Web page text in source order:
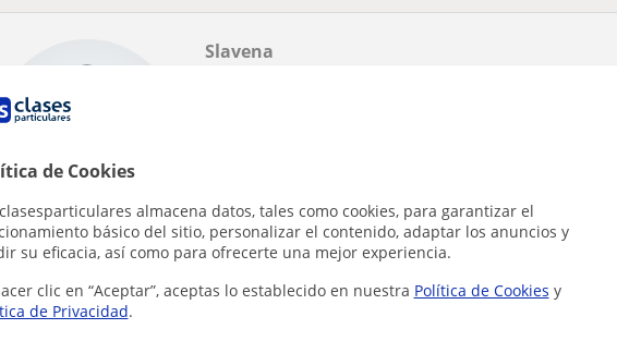
de Cookies
almacena datos, tales como cookies, para garantizar el
básico del sitio, personalizar el contenido, adaptar los anuncios y
su eficacia, así como para ofrecerte una mejor experiencia.
clic en “Aceptar”, aceptas lo establecido en nuestra Política de Cookies y
de Privacidad.
Slavena
Profesora de español da clases a
nacionalidad española y licenciatura en
Económicas
Tengo poca experiencia sobre un año dando clases en
mucho. Hablo varias idiomas: búlgaro, español, i...